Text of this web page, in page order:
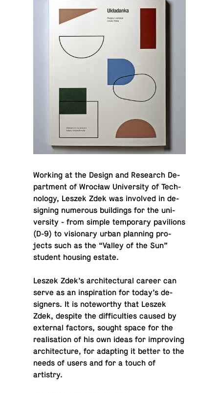
Working at the Design and Re­search De­
part­ment of Wrocław Uni­ver­sity of Tech­
nol­ogy, Leszek Zdek was in­volved in de­
sign­ing nu­mer­ous build­ings for the uni­
ver­sity - from simple tem­po­rary pavil­ions
(D-9) to vi­sion­ary urban plan­ning pro­
jects such as the “Valley of the Sun”
student housing estate.
Leszek Zdek’s ar­chi­tec­tural career can
serve as an in­spi­ra­tion for today’s de­
sign­ers. It is note­wor­thy that Leszek
Zdek, despite the dif­fi­cul­ties caused by
ex­ter­nal factors, sought space for the
re­al­i­sa­tion of his own ideas for im­prov­ing
ar­chi­tec­ture, for adapt­ing it better to the
needs of users and for a touch of
artistry.